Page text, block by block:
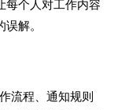
每个人对工作内容
解。
作流程、通知规则